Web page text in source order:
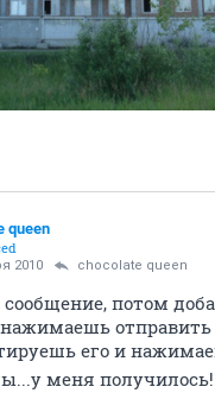
queen
2010 chocolate queen
потом
отправить
его и
меня получилось!